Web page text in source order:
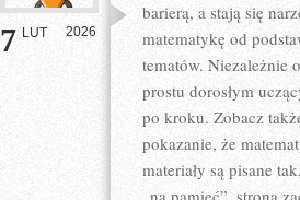
7 LUT 2026
barierą, a stają się
matematykę od
tematów. Niezależnie
prostu dorosłym
po kroku. Zobacz
pokazanie, że
materiały są pisane
„na pamięć”, strona